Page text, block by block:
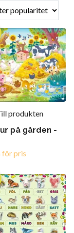
produkten
på gården -
för pris